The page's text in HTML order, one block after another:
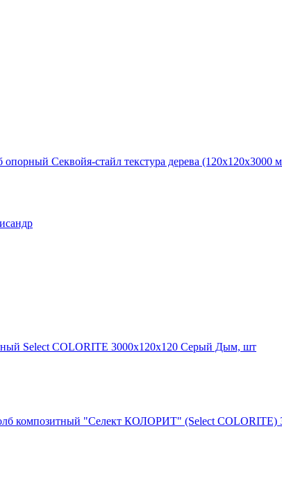
опорный Секвойя-стайл текстура дерева (120х120х3000
Select COLORITE 3000х120х120 Серый Дым, шт
композитный "Селект КОЛОРИТ" (Select COLORITE)